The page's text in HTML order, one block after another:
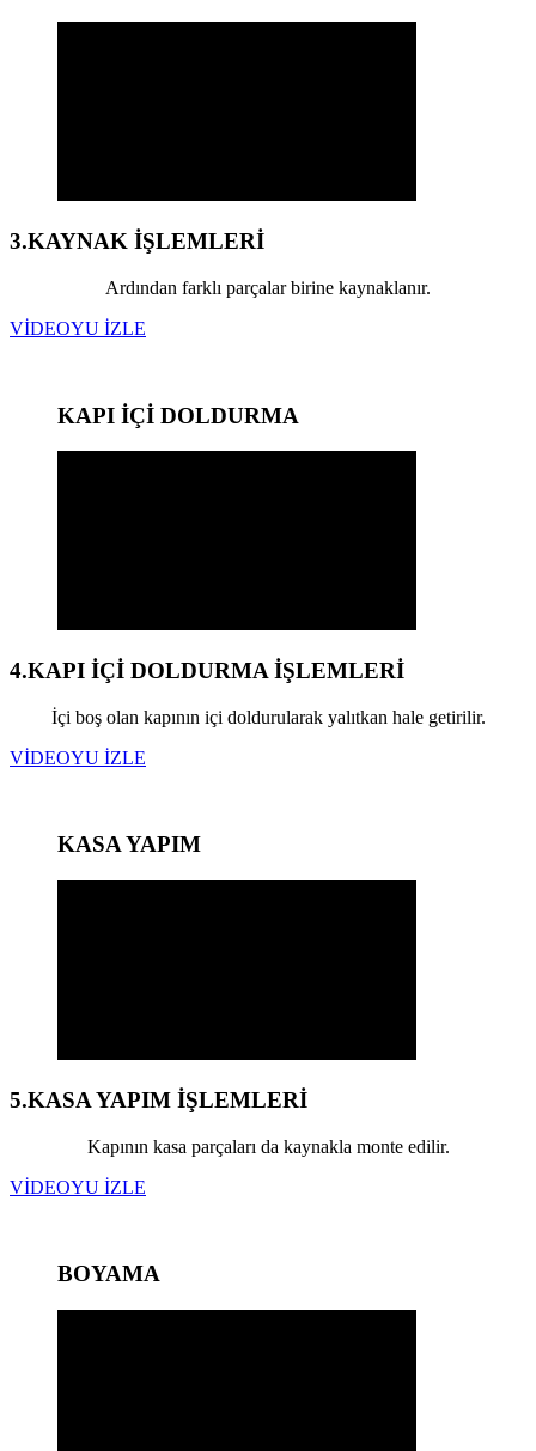
3.KAYNAK İŞLEMLERİ
Ardından farklı parçalar birine kaynaklanır.
VİDEOYU İZLE
KAPI İÇİ DOLDURMA
4.KAPI İÇİ DOLDURMA İŞLEMLERİ
İçi boş olan kapının içi doldurularak yalıtkan hale getirilir.
VİDEOYU İZLE
KASA YAPIM
5.KASA YAPIM İŞLEMLERİ
Kapının kasa parçaları da kaynakla monte edilir.
VİDEOYU İZLE
BOYAMA